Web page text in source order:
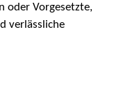
oder Vorgesetzte,
verlässliche